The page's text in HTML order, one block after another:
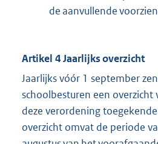
de aanvullende
Artikel 4 Jaarlijks overzicht
Jaarlijks vóór 1 september
schoolbesturen een overzicht
deze verordening
overzicht omvat de periode